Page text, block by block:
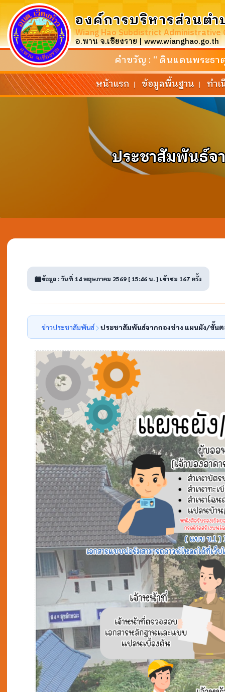
องค์การบริหารส่วนต
Wiang Hao Subdistrict Administrative
อ.พาน จ.เชียงราย | www.wianghao.go.th
คำขวัญ : “ ดินแดนพระธา
หน้าแรก | ข้อมูลพื้นฐาน | ทำ
ประชาสัมพันธ์
ข้อมูล : วันที่ 14 พฤษภาคม 2569 [ 15:46 น. ] เข้าชม 167 ครั้ง
ข่าวประชาสัมพันธ์ ประชาสัมพันธ์จากกองช่าง แผนผัง/ขั้น